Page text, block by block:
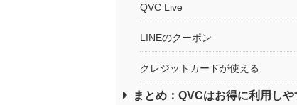
QVC Live
LINEのクーポン
クレジットカードが使える
まとめ：QVCはお得に利用しや